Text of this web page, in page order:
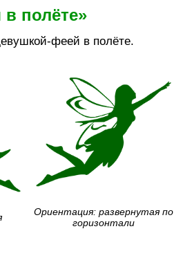
в полёте»
феей в полёте.
Ориентация: развернутая по
горизонтали